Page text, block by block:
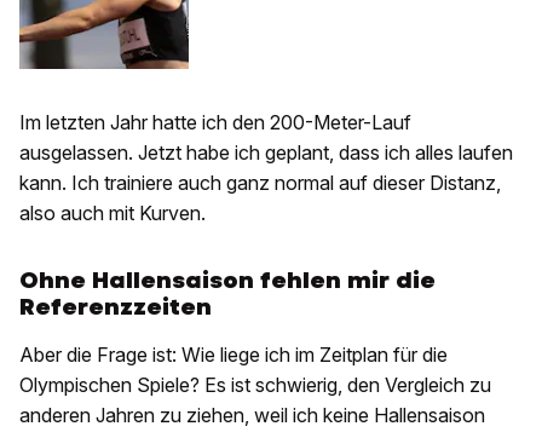
Im letzten Jahr hatte ich den 200-Meter-Lauf
ausgelassen. Jetzt habe ich geplant, dass ich alles laufen
kann. Ich trainiere auch ganz normal auf dieser Distanz,
also auch mit Kurven.
Ohne Hallensaison fehlen mir die
Referenzzeiten
Aber die Frage ist: Wie liege ich im Zeitplan für die
Olympischen Spiele? Es ist schwierig, den Vergleich zu
anderen Jahren zu ziehen, weil ich keine Hallensaison